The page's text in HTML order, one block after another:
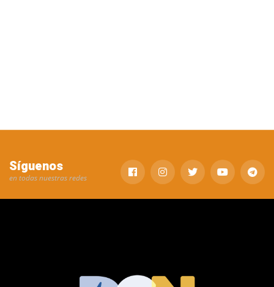
Síguenos
en todas nuestras redes